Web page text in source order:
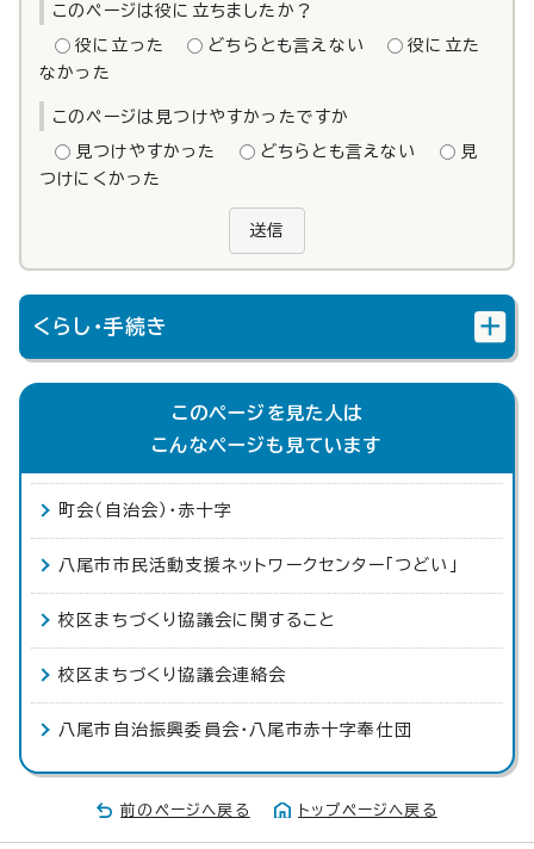
このページは役に立ちましたか？
役に立った どちらとも言えない
役に立た
なかった
このページは見つけやすかったですか
見つけやすかった どちらとも言えない
見
つけにくかった
送信
くらし・手続き
このページを見た人は
こんなページも見ています
町会（自治会）・赤十字
八尾市市民活動支援ネットワークセンター「つどい」
校区まちづくり協議会に関すること
校区まちづくり協議会連絡会
八尾市自治振興委員会・八尾市赤十字奉仕団
前のページへ戻る トップページへ戻る